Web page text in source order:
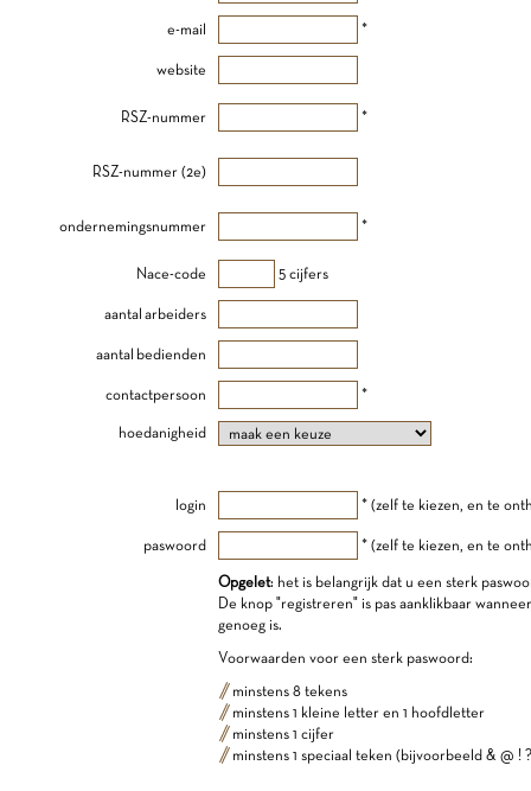
e-mail *
website
RSZ-nummer *
RSZ-nummer (2e)
ondernemingsnummer *
Nace-code 5 cijfers
aantal arbeiders
aantal bedienden
contactpersoon *
hoedanigheid
login * (zelf te kiezen, en te
paswoord * (zelf te kiezen, en te
Opgelet: het is belangrijk dat u een sterk
De knop "registreren" is pas aanklikbaar
genoeg is.
Voorwaarden voor een sterk paswoord:
minstens 8 tekens
minstens 1 kleine letter en 1 hoofdletter
minstens 1 cijfer
minstens 1 speciaal teken (bijvoorbeeld & @ !